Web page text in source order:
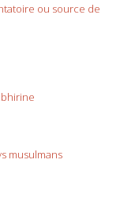
ou source de
musulmans